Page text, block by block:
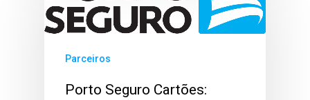
Parceiros
Porto Seguro Cartões: